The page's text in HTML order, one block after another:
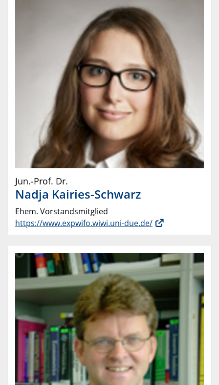
Jun.-Prof. Dr.
Nadja Kairies-Schwarz
Ehem. Vorstandsmitglied
https://www.expwifo.wiwi.uni-due.de/